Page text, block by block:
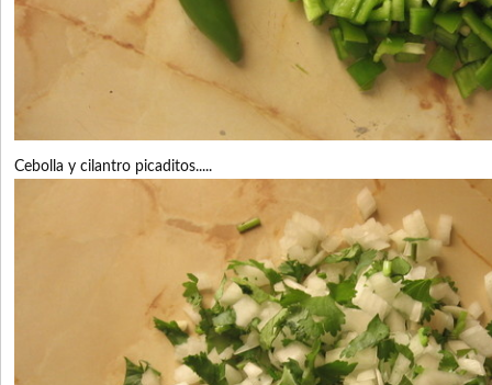
Cebolla y cilantro picaditos.....